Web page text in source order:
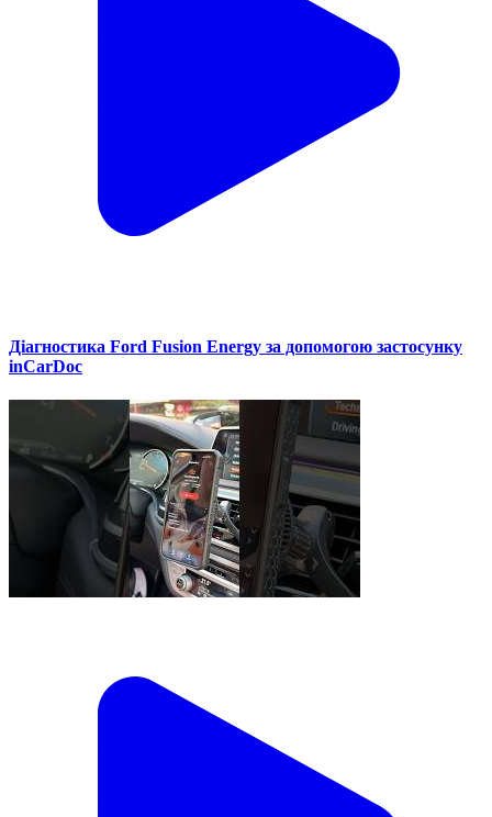
Діагностика Ford Fusion Energy за допомогою застосунку
inCarDoc